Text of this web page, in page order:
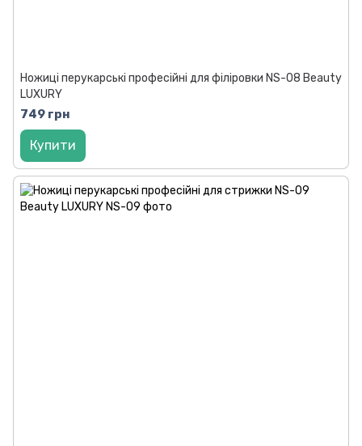
Ножиці перукарські професійні для філіровки NS-08 Beauty
LUXURY
749 грн
Купити